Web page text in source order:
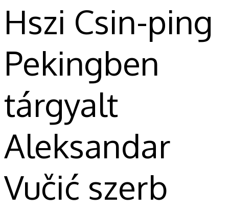
Hszi Csin-ping
Pekingben
tárgyalt
Aleksandar
Vučić szerb